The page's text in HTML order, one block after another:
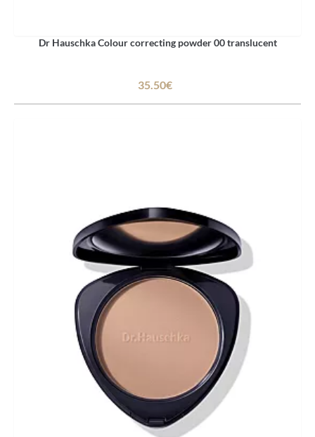
Dr Hauschka Colour correcting powder 00 translucent
35.50€